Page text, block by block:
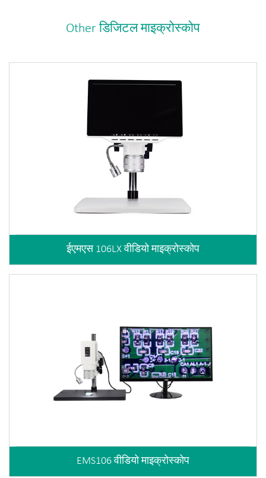
Other डिजिटल माइक्रोस्कोप
ईएमएस 106LX वीडियो माइक्रोस्कोप
EMS106 वीडियो माइक्रोस्कोप